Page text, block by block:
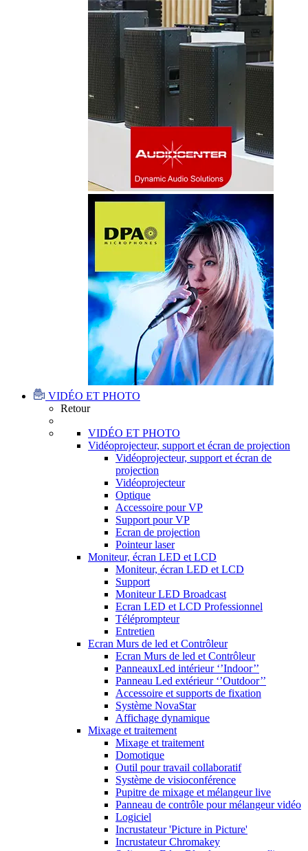
VIDÉO ET PHOTO
Retour
VIDÉO ET PHOTO
Vidéoprojecteur, support et écran de projection
Vidéoprojecteur, support et écran de
projection
Vidéoprojecteur
Optique
Accessoire pour VP
Support pour VP
Ecran de projection
Pointeur laser
Moniteur, écran LED et LCD
Moniteur, écran LED et LCD
Support
Moniteur LED Broadcast
Ecran LED et LCD Professionnel
Téléprompteur
Entretien
Ecran Murs de led et Contrôleur
Ecran Murs de led et Contrôleur
PanneauxLed intérieur ‘’Indoor’’
Panneau Led extérieur ‘’Outdoor’’
Accessoire et supports de fixation
Système NovaStar
Affichage dynamique
Mixage et traitement
Mixage et traitement
Domotique
Outil pour travail collaboratif
Système de visioconférence
Pupitre de mixage et mélangeur live
Panneau de contrôle pour mélangeur vidéo
Logiciel
Incrustateur 'Picture in Picture'
Incrustateur Chromakey